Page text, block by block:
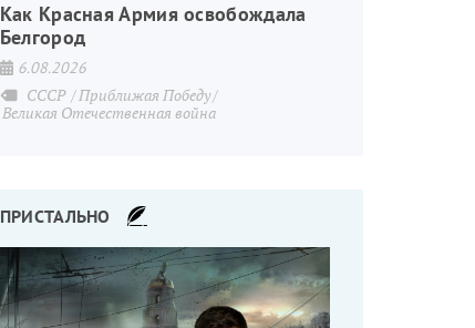
Как Красная Армия освобождала
Белгород
6.08.2026
СССР Приближая Победу
Великая Отечественная война
ПРИСТАЛЬНО